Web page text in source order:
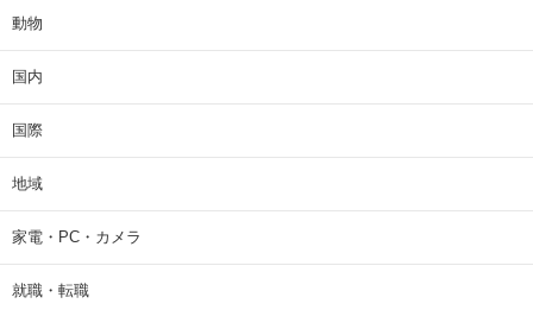
動物
国内
国際
地域
家電・PC・カメラ
就職・転職